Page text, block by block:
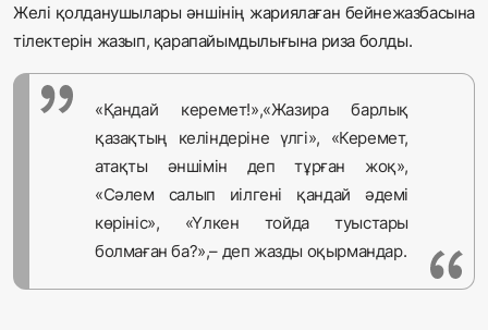
Желі қолданушылары әншінің жариялаған бейнежазбасына
тілектерін жазып, қарапайымдылығына риза болды.
«Қандай керемет!»,«Жазира барлық
қазақтың келіндеріне үлгі», «Керемет,
атақты әншімін деп тұрған жоқ»,
«Сәлем салып иілгені қандай әдемі
көрініс», «Үлкен тойда туыстары
болмаған ба?»,– деп жазды оқырмандар.